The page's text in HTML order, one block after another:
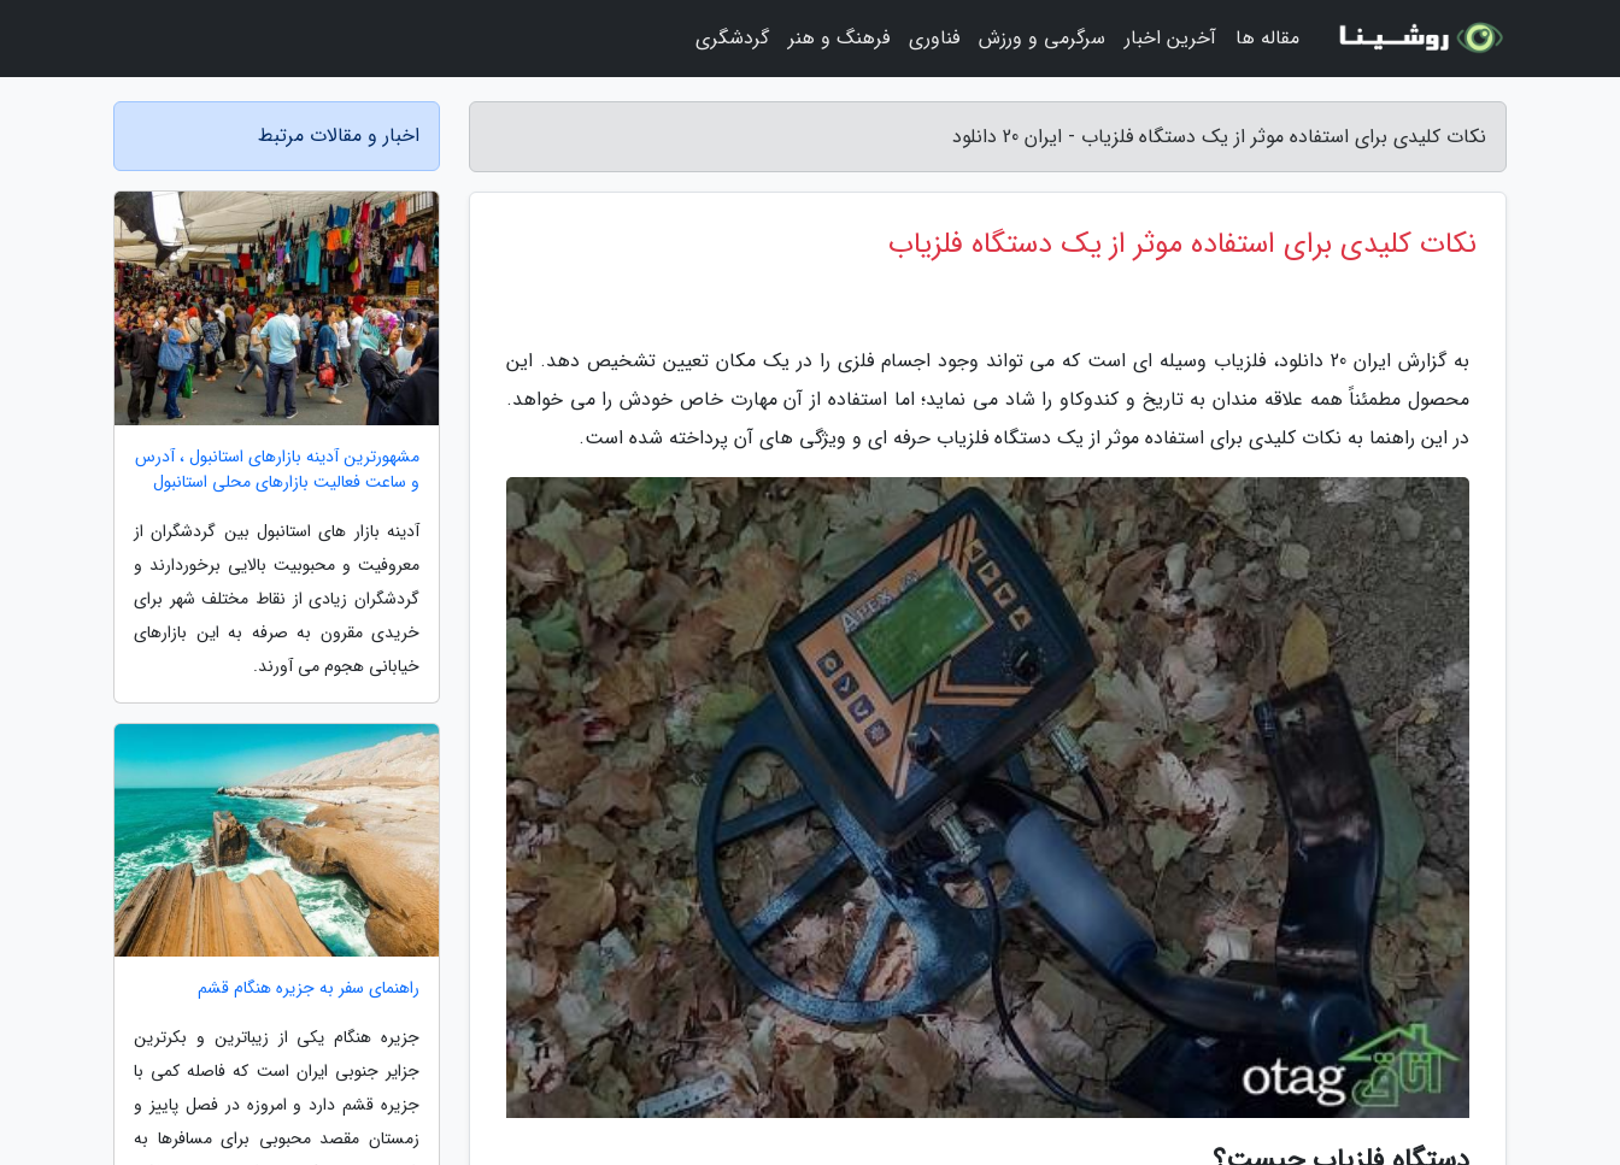
نکات کلیدی برای استفاده موثر از یک دستگاه فلزیاب - ایران 20 دانلود
نکات کلیدی برای استفاده موثر از یک دستگاه فلزیاب
به گزارش ایران 20 دانلود، فلزیاب وسیله ای است که می تواند وجود اجسام فلزی را در یک مکان تعیین تشخیص دهد. این
محصول مطمئناً همه علاقه مندان به تاریخ و کندوکاو را شاد می نماید؛ اما استفاده از آن مهارت خاص خودش را می خواهد.
در این راهنما به نکات کلیدی برای استفاده موثر از یک دستگاه فلزیاب حرفه ای و ویژگی های آن پرداخته شده است.
اخبار و مقالات مرتبط
مشهورترین آدینه بازارهای استانبول ، آدرس
و ساعت فعالیت بازارهای محلی استانبول
آدینه بازار های استانبول بین گردشگران از
معروفیت و محبوبیت بالایی برخوردارند و
گردشگران زیادی از نقاط مختلف شهر برای
خریدی مقرون به صرفه به این بازارهای
خیابانی هجوم می آورند.
راهنمای سفر به جزیره هنگام قشم
جزیره هنگام یکی از زیباترین و بکرترین
جزایر جنوبی ایران است که فاصله کمی با
جزیره قشم دارد و امروزه در فصل پاییز و
زمستان مقصد محبوبی برای مسافرها به
مقاله ها آخرین اخبار سرگرمی و ورزش فناوری فرهنگ و هنر گردشگری